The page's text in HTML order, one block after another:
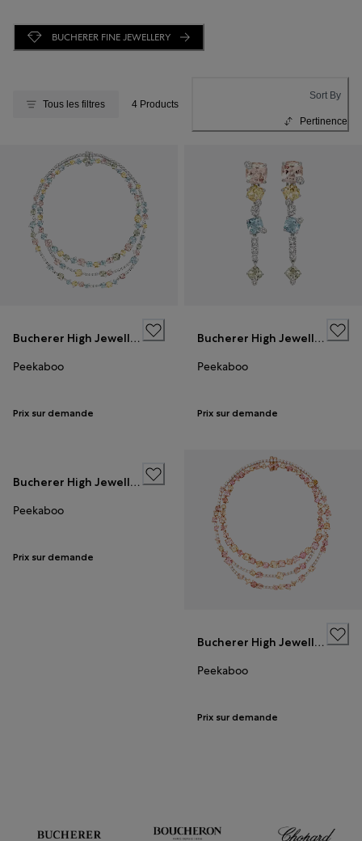
BUCHERER FINE JEWELLERY
Tous les filtres 4 Products
Sort By
Pertinence
Bucherer High Jewellery
Peekaboo
Prix sur demande
Bucherer High Jewellery
Peekaboo
Prix sur demande
Bucherer High Jewellery
Peekaboo
Prix sur demande
Bucherer High Jewellery
Peekaboo
Prix sur demande